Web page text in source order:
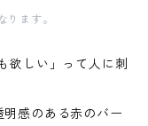
ます。
欲しい」って人に刺
感のある赤のバー